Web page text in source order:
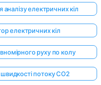
електричних кіл
електричних кіл
руху по колу
потоку CO2